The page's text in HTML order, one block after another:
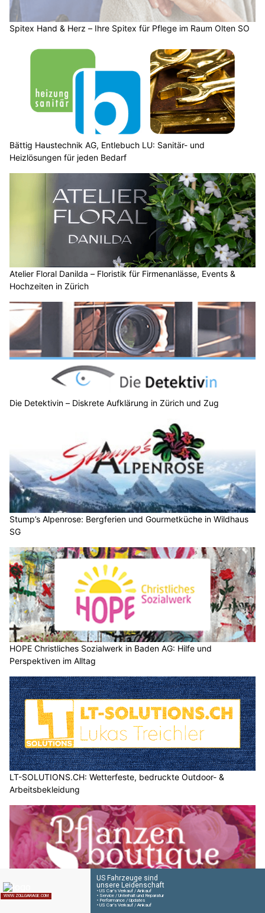
Spitex Hand & Herz – Ihre Spitex für Pflege im Raum Olten SO
Bättig Haustechnik AG, Entlebuch LU: Sanitär- und
Heizlösungen für jeden Bedarf
Atelier Floral Danilda – Floristik für Firmenanlässe, Events &
Hochzeiten in Zürich
Die Detektivin – Diskrete Aufklärung in Zürich und Zug
Stump’s Alpenrose: Bergferien und Gourmetküche in Wildhaus
SG
HOPE Christliches Sozialwerk in Baden AG: Hilfe und
Perspektiven im Alltag
LT-SOLUTIONS.CH: Wetterfeste, bedruckte Outdoor- &
Arbeitsbekleidung
Pflanzenboutique Monika Herzog in Inwil LU: Stilvolle